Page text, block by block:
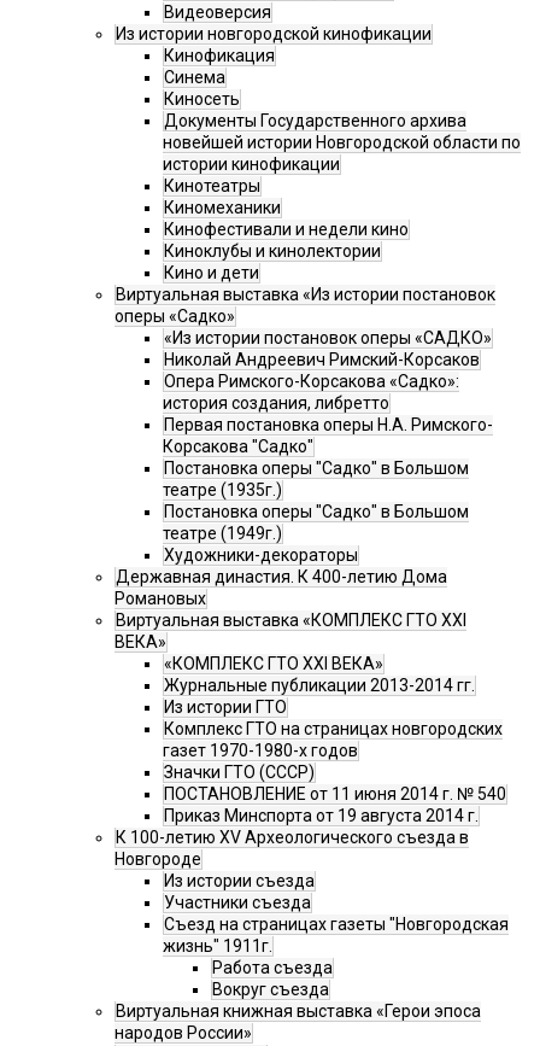
Видеоверсия
Из истории новгородской кинофикации
Кинофикация
Синема
Киносеть
Документы Государственного архива
новейшей истории Новгородской области по
истории кинофикации
Кинотеатры
Киномеханики
Кинофестивали и недели кино
Киноклубы и кинолектории
Кино и дети
Виртуальная выставка «Из истории постановок
оперы «Садко»
«Из истории постановок оперы «САДКО»
Николай Андреевич Римский-Корсаков
Опера Римского-Корсакова «Садко»:
история создания, либретто
Первая постановка оперы Н.А. Римского-
Корсакова "Садко"
Постановка оперы "Садко" в Большом
театре (1935г.)
Постановка оперы "Садко" в Большом
театре (1949г.)
Художники-декораторы
Державная династия. К 400-летию Дома
Романовых
Виртуальная выставка «КОМПЛЕКС ГТО XXI
ВЕКА»
«КОМПЛЕКС ГТО XXI ВЕКА»
Журнальные публикации 2013-2014 гг.
Из истории ГТО
Комплекс ГТО на страницах новгородских
газет 1970-1980-х годов
Значки ГТО (СССР)
ПОСТАНОВЛЕНИЕ от 11 июня 2014 г. № 540
Приказ Минспорта от 19 августа 2014 г.
К 100-летию XV Археологического съезда в
Новгороде
Из истории съезда
Участники съезда
Cъезд на страницах газеты "Новгородская
жизнь" 1911г.
Работа съезда
Вокруг съезда
Виртуальная книжная выставка «Герои эпоса
народов России»